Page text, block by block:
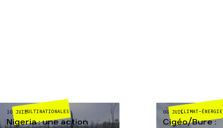
MULTINATIONALES
10 JUIL
Nigeria : une action
CLIMAT-ÉNERGIE
06 JUIL
Cigéo/Bure :